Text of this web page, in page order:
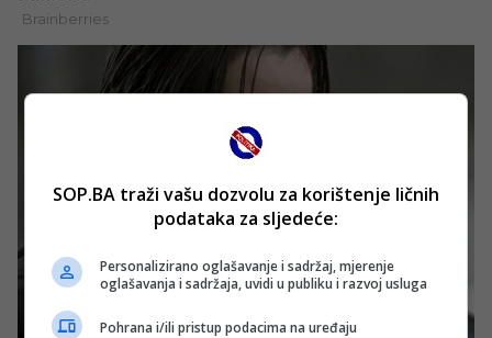
SOP.BA traži vašu dozvolu za korištenje ličnih
podataka za sljedeće:
Personalizirano oglašavanje i sadržaj, mjerenje
oglašavanja i sadržaja, uvidi u publiku i razvoj usluga
Pohrana i/ili pristup podacima na uređaju